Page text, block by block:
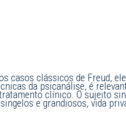
casos clássicos de Freud,
da psicanálise, é
clínico. O sujeito
e grandiosos, vida